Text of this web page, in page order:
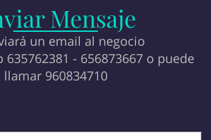
Mensaje
un email al negocio
- 656873667 o puede
llamar 960834710